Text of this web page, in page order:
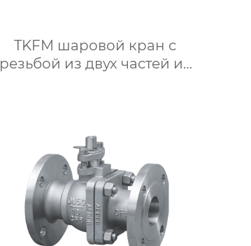
TKFM шаровой кран с
резьбой из двух частей из